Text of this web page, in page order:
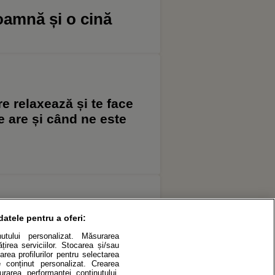
și o cină
relaxează și te face
are și când ne este
dovlecei în tigaie,
cu brânzeturi
pentru a oferi:
personalizat. Măsurarea
serviciilor. Stocarea și/sau
profilurilor pentru selectarea
personalizat. Crearea
performanței conținutului.